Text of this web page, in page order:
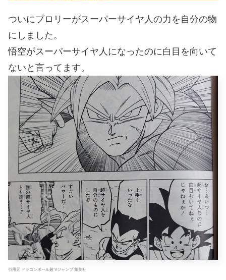
ついにブロリーがスーパーサイヤ人の力を自分の物
にしました。
悟空がスーパーサイヤ人になったのに白目を向いて
ないと言ってます。
引用元 ドラゴンボール超 Vジャンプ 集英社